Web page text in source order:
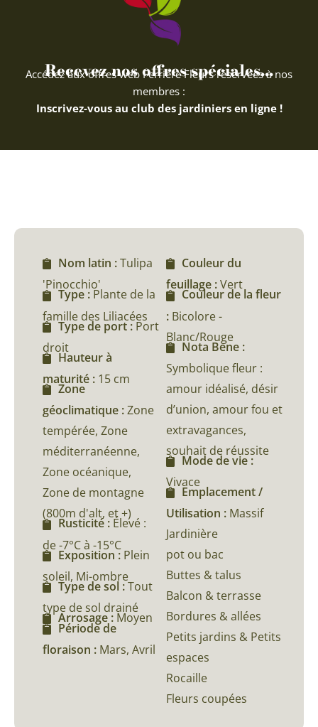
Recevez nos offres spéciales...
Accédez aux offres web Ferriere Fleurs réservées à nos
membres :
Inscrivez-vous au club des jardiniers en ligne !
Nom latin :Tulipa
'Pinocchio'
Type : Plante de la
famille des Liliacées
Type de port : Port
droit
Hauteur à
maturité : 15 cm
Zone
géoclimatique :Zone
tempérée, Zone
méditerranéenne,
Zone océanique,
Zone de montagne
(800m d'alt, et +)
Rusticité : Élevé :
de -7°C à -15°C
Exposition : Plein
soleil, Mi-ombre
Type de sol :Tout
type de sol drainé
Arrosage : Moyen
Période de
floraison : Mars, Avril
Couleur du
feuillage :Vert
Couleur de la fleur
: Bicolore -
Blanc/Rouge
Nota Bene :
Symbolique fleur :
amour idéalisé, désir
d’union, amour fou et
extravagances,
souhait de réussite
Mode de vie :
Vivace
Emplacement /
Utilisation : Massif
Jardinière
pot ou bac
Buttes & talus
Balcon & terrasse
Bordures & allées
Petits jardins & Petits
espaces
Rocaille
Fleurs coupées